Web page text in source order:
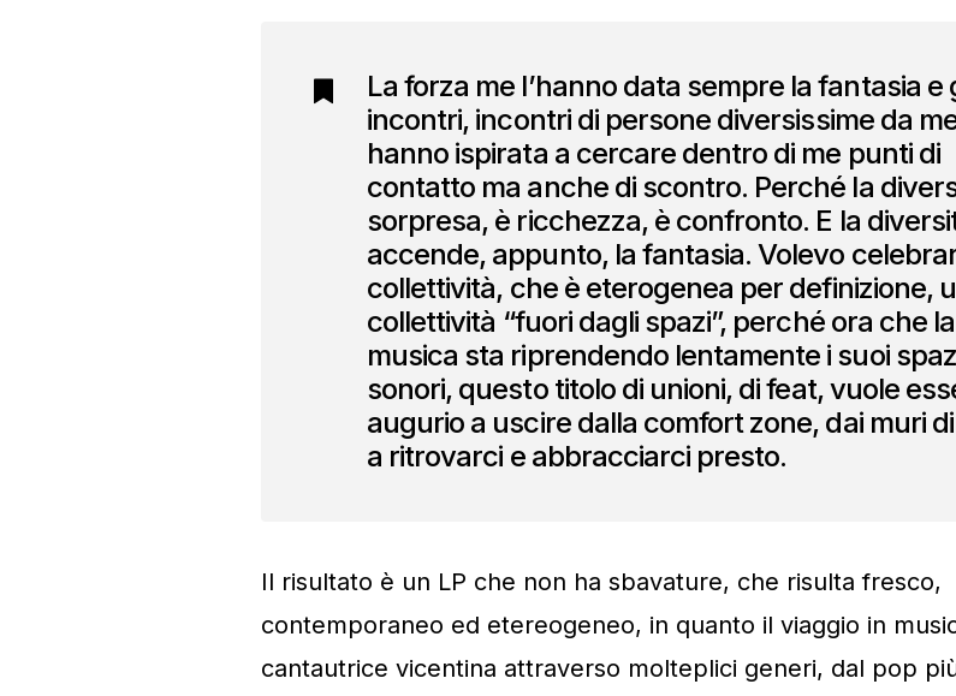
La forza me l’hanno data sempre la fantasia e
incontri, incontri di persone diversissime da
hanno ispirata a cercare dentro di me punti di
contatto ma anche di scontro. Perché la
sorpresa, è ricchezza, è confronto. E la
accende, appunto, la fantasia. Volevo
collettività, che è eterogenea per definizione,
collettività “fuori dagli spazi”, perché ora che la
musica sta riprendendo lentamente i suoi
sonori, questo titolo di unioni, di feat, vuole
augurio a uscire dalla comfort zone, dai muri
a ritrovarci e abbracciarci presto.
Il risultato è un LP che non ha sbavature, che risulta fresco,
contemporaneo ed etereogeneo, in quanto il viaggio in
cantautrice vicentina attraverso molteplici generi, dal pop